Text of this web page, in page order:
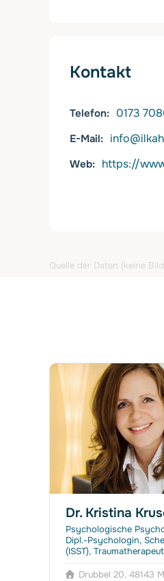
Kontakt
Telefon 0173
E-Mail
Web https://
Quelle der Daten (keine
Dr. Kristina
Psychologische
Dipl.-Psychologin,
(ISST),
Drubbel 20, 48143